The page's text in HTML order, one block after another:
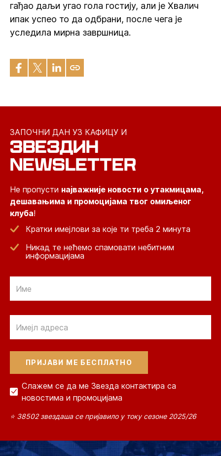
гађао даљи угао гола гостију, али је Хвалич
ипак успео то да одбрани, после чега је
уследила мирна завршница.
ЗАПОЧНИ ДАН УЗ КАФИЦУ И
ЗВЕЗДИН
NEWSLETTER
Не пропусти најважније новости о утакмицама,
дешавањима и промоцијама твог омиљеног
клуба!
Кратки имејлови за које ти треба 2 минута
Никад те нећемо спамовати небитним
информацијама
Слажем се да ме Звезда контактира са
новостима и промоцијама
⭐ 38502 звездаша се пријавило у току сезоне 2025/26